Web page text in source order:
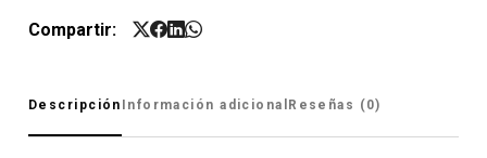
Compartir:
Descripción Información adicional Reseñas (0)